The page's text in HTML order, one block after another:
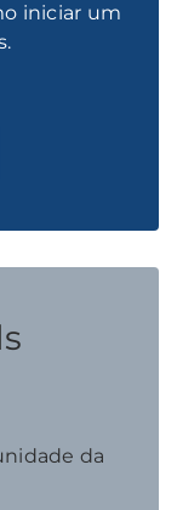
iniciar um
da